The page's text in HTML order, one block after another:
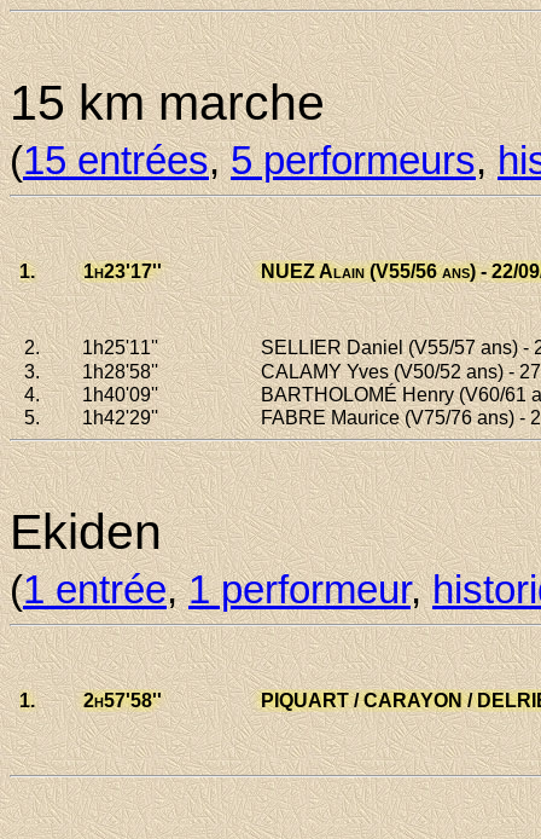
15 km marche
(15 entrées,5 performeurs,
1. 1h23'17'' NUEZ Alain(V55/56 ans) - 22/
2. 1h25'11'' SELLIER Daniel(V55/57 ans) -
3.
1h28'58'' CALAMY Yves(V50/52 ans) -
4.
1h40'09'' BARTHOLOMÉ Henry(V60/61
5.
1h42'29'' FABRE Maurice(V75/76 ans) -
Ekiden
(1 entrée,1 performeur,
1. 2h57'58''
PIQUART / CARAYON /
Albi